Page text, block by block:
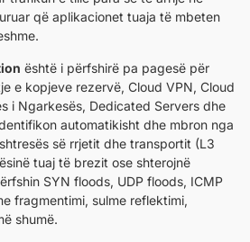
që aplikacionet tuaja të mbeten
është i përfshirë pa pagesë për
e kopjeve rezervë, Cloud VPN, Cloud
i Ngarkesës, Dedicated Servers dhe
automatikisht dhe mbron nga
së rrjetit dhe transportit (L3
tuaj të brezit ose shterojnë
SYN floods, UDP floods, ICMP
fragmentimi, sulme reflektimi,
shumë.